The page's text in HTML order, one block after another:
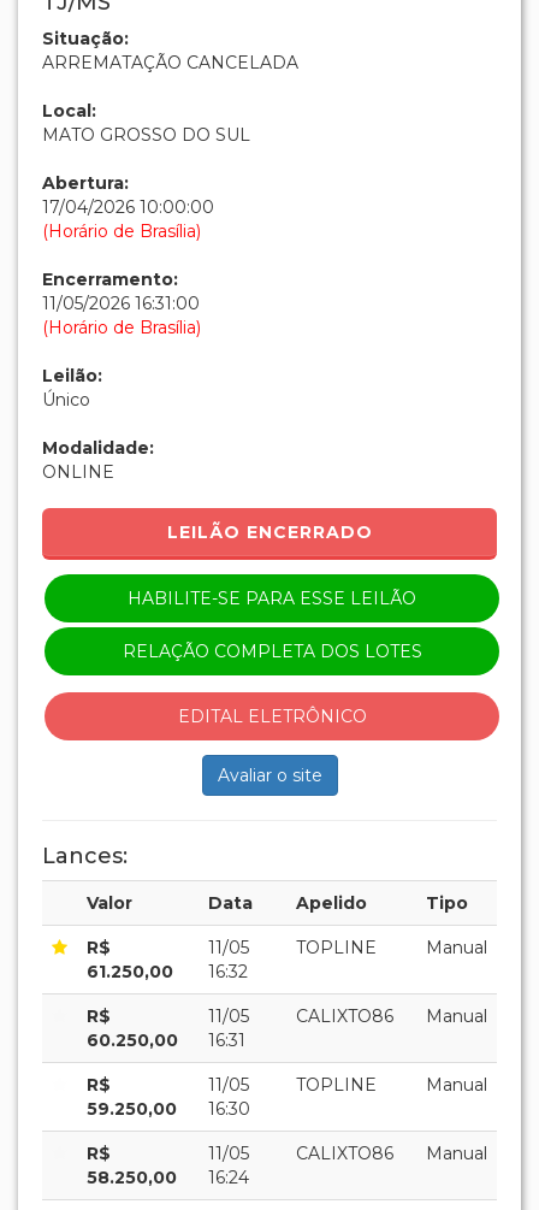
Situação:
ARREMATAÇÃO CANCELADA
Local:
MATO GROSSO DO SUL
Abertura:
17/04/2026 10:00:00
(Horário de Brasília)
Encerramento:
11/05/2026 16:31:00
(Horário de Brasília)
Leilão:
Único
Modalidade:
ONLINE
LEILÃO ENCERRADO
HABILITE-SE PARA ESSE LEILÃO
RELAÇÃO COMPLETA DOS LOTES
EDITAL ELETRÔNICO
Avaliar o site
Lances:
Valor Data Apelido Tipo
R$
61.250,00
11/05
16:32
TOPLINE Manual
R$
60.250,00
11/05
16:31
CALIXTO86 Manual
R$
59.250,00
11/05
16:30
TOPLINE Manual
R$
58.250,00
11/05
16:24
CALIXTO86 Manual